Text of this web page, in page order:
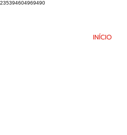
235394604969490
INÍCIO